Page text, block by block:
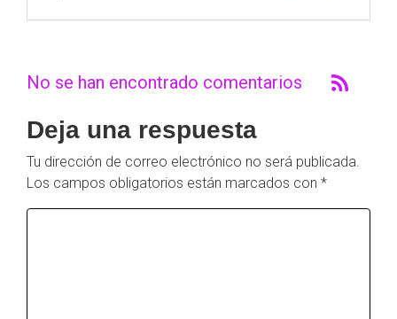
No se han encontrado comentarios
Deja una respuesta
Tu dirección de correo electrónico no será publicada.
Los campos obligatorios están marcados con *